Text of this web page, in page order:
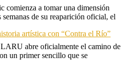
comienza a tomar una dimensión
de su reaparición oficial, el
artística con “Contra el Río”
abre oficialmente el camino de
un primer sencillo que se